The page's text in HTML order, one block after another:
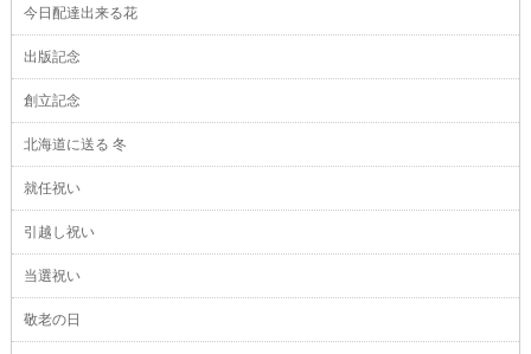
今日配達出来る花
出版記念
創立記念
北海道に送る 冬
就任祝い
引越し祝い
当選祝い
敬老の日